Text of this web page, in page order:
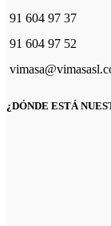
91 604 97 37
91 604 97 52
¿DÓNDE ESTÁ